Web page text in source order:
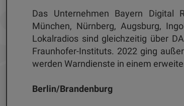
Das Unternehmen Bayern Digital
München, Nürnberg, Augsburg,
Lokalradios sind gleichzeitig über
Fraunhofer-Instituts. 2022 ging
werden Warn­dienste in einem
Berlin/Brandenburg